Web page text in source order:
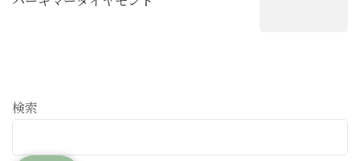
検索